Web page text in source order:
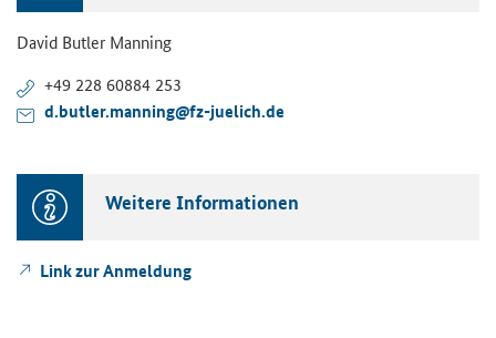
David But­ler Man­ning
+49 228 60884 253
d.but­ler.man­ning@fz-​juelich.de
Wei­te­re In­for­ma­tio­nen
Link zur An­mel­dung